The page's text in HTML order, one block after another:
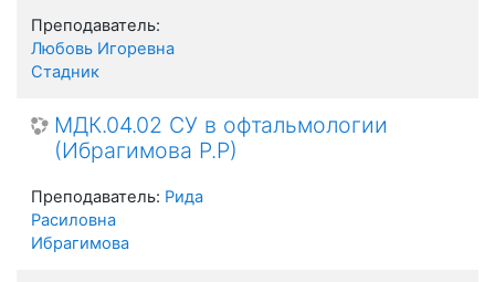
Преподаватель:
Любовь Игоревна
Стадник
МДК.04.02 СУ в офтальмологии
(Ибрагимова Р.Р)
Преподаватель: Рида
Расиловна
Ибрагимова